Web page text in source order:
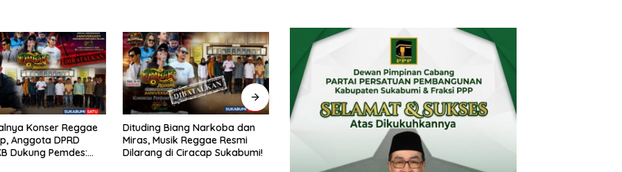
Dituding Biang Narkoba dan
Miras, Musik Reggae Resmi
Dilarang di Ciracap Sukabumi!
Sambut HUT RI ke-81, Polsek
Nagrak Bagikan Nasi Kotak
dan Bendera Merah Putih
Oknum Kades Terseret
Narkoba, Wabup Sukabumi
Tegaskan Narkoba Musuh
Bersama